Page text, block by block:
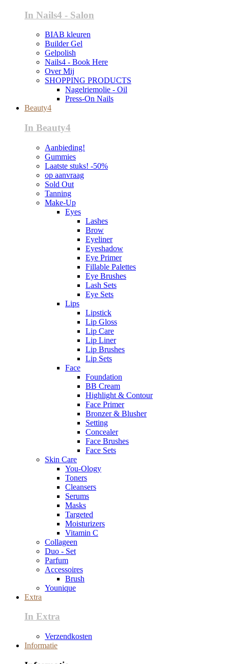
In Nails4 - Salon
BIAB kleuren
Builder Gel
Gelpolish
Nails4 - Book Here
Over Mij
SHOPPING PRODUCTS
Nagelriemolie - Oil
Press-On Nails
Beauty4
In Beauty4
Aanbieding!
Gummies
Laatste stuks! -50%
op aanvraag
Sold Out
Tanning
Make-Up
Eyes
Lashes
Brow
Eyeliner
Eyeshadow
Eye Primer
Fillable Palettes
Eye Brushes
Lash Sets
Eye Sets
Lips
Lipstick
Lip Gloss
Lip Care
Lip Liner
Lip Brushes
Lip Sets
Face
Foundation
BB Cream
Highlight & Contour
Face Primer
Bronzer & Blusher
Setting
Concealer
Face Brushes
Face Sets
Skin Care
You-Ology
Toners
Cleansers
Serums
Masks
Targeted
Moisturizers
Vitamin C
Collageen
Duo - Set
Parfum
Accessoires
Brush
Younique
Extra
In Extra
Verzendkosten
Informatie